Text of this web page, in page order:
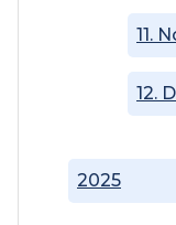
2025
11.
12.